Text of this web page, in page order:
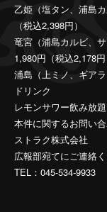
乙姫（塩タン、浦島
（税込2,398円）
竜宮（浦島カルビ、
1,980円（税込2,178円
浦島（上ミノ、ギア
ドリンク
レモンサワー飲み放
本件に関するお問い
ストラク株式会社
広報部宛てにご連絡く
TEL：045-534-9933